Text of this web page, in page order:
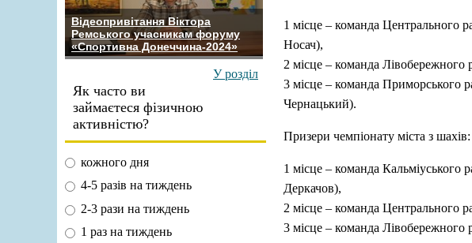
Відеопривітання Віктора
Ремського учасникам форуму
«Спортивна Донеччина-2024»
У розділ
Як часто ви
займаєтеся фізичною
активністю?
кожного дня
4-5 разів на тиждень
2-3 рази на тиждень
1 раз на тиждень
1 місце – команда Центрального
Носач),
2 місце – команда
3 місце – команда Приморського
Чернацький).
Призери чемпіонату міста з шахів:
1 місце – команда
Деркачов),
2 місце – команда Центрального
3 місце – команда